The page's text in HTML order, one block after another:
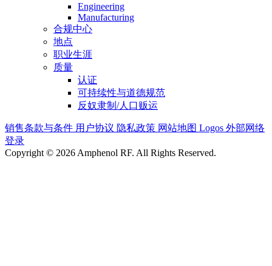
Engineering
Manufacturing
合规中心
地点
职业生涯
质量
认证
可持续性与道德规范
反奴隶制/人口贩运
销售条款与条件 用户协议 隐私政策 网站地图 Logos 外部网络
登录
Copyright © 2026 Amphenol RF. All Rights Reserved.